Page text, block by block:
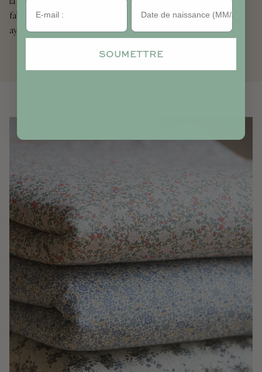
fabriquons nos collections en continu jusqu'à ce que nous
ayons épuisé tous nos produits et tissus.
SOUMETTRE